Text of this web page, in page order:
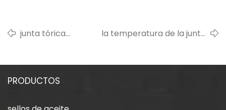
junta tórica
la temperatura de la junta
PRODUCTOS